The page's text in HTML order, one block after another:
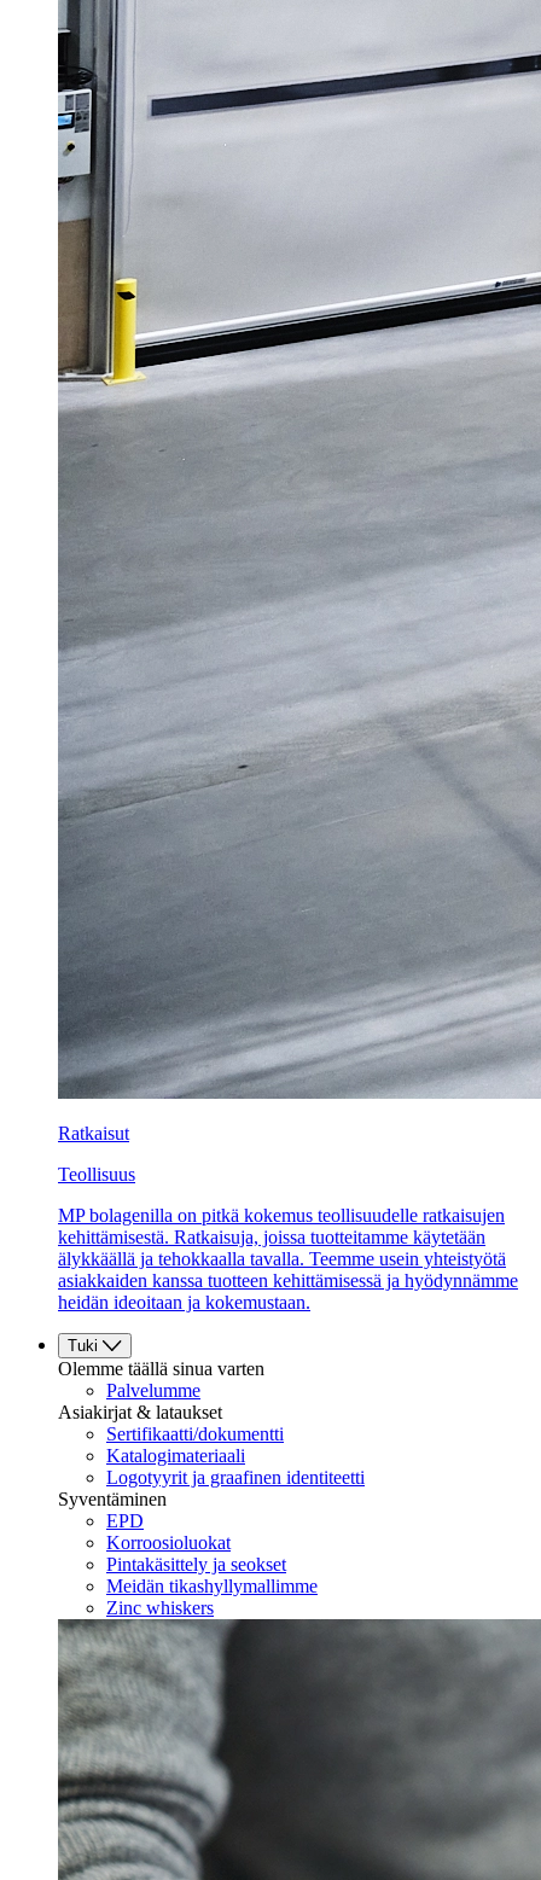
Ratkaisut
Teollisuus
MP bolagenilla on pitkä kokemus teollisuudelle ratkaisujen
kehittämisestä. Ratkaisuja, joissa tuotteitamme käytetään
älykkäällä ja tehokkaalla tavalla. Teemme usein yhteistyötä
asiakkaiden kanssa tuotteen kehittämisessä ja hyödynnämme
heidän ideoitaan ja kokemustaan.
Tuki
Olemme täällä sinua varten
Palvelumme
Asiakirjat & lataukset
Sertifikaatti/dokumentti
Katalogimateriaali
Logotyyrit ja graafinen identiteetti
Syventäminen
EPD
Korroosioluokat
Pintakäsittely ja seokset
Meidän tikashyllymallimme
Zinc whiskers